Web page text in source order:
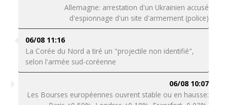
Allemagne: arrestation d'un Ukrainien accusé
d'espionnage d'un site d'armement (police)
06/08 11:16
La Corée du Nord a tiré un "projectile non identifié",
selon l'armée sud-coréenne
06/08 10:07
Les Bourses européennes ouvrent stable ou en hausse: